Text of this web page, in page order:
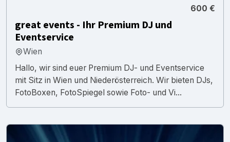
600 €
great events - Ihr Premium DJ und
Eventservice
Wien
Hallo, wir sind euer Premium DJ- und Eventservice
mit Sitz in Wien und Niederösterreich. Wir bieten DJs,
FotoBoxen, FotoSpiegel sowie Foto- und Vi...